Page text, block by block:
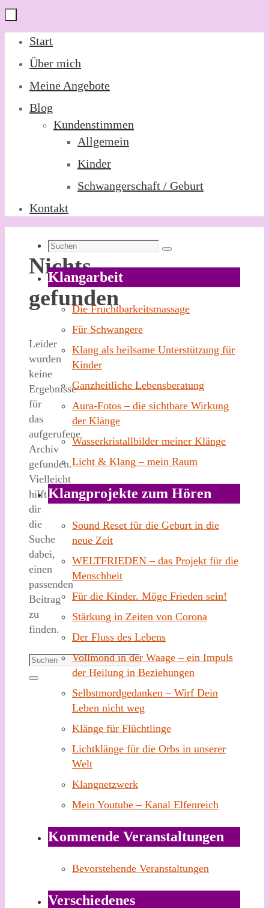
Zum
springen
Start
Über mich
Meine Angebote
Blog
Kundenstimmen
Allgemein
Kinder
Schwangerschaft / Geburt
Kontakt
Nichts
gefunden
Leider
wurden
keine
Ergebnisse
für
das
aufgerufene
Archiv
gefunden.
Vielleicht
hilft
dir
die
Suche
dabei,
einen
passenden
Beitrag
zu
finden.
Suchen
nach:
Suchen
Suchen
nach:
Suchen
Klangarbeit
Die Fruchtbarkeitsmassage
Für Schwangere
Klang als heilsame Unterstützung für
Kinder
Ganzheitliche Lebensberatung
Aura-Fotos – die sichtbare Wirkung
der Klänge
Wasserkristallbilder meiner Klänge
Licht & Klang – mein Raum
Klangprojekte zum Hören
Sound Reset für die Geburt in die
neue Zeit
WELTFRIEDEN – das Projekt für die
Menschheit
Für die Kinder. Möge Frieden sein!
Stärkung in Zeiten von Corona
Der Fluss des Lebens
Vollmond in der Waage – ein Impuls
der Heilung in Beziehungen
Selbstmordgedanken – Wirf Dein
Leben nicht weg
Klänge für Flüchtlinge
Lichtklänge für die Orbs in unserer
Welt
Klangnetzwerk
Mein Youtube – Kanal Elfenreich
Kommende Veranstaltungen
Bevorstehende Veranstaltungen
Verschiedenes